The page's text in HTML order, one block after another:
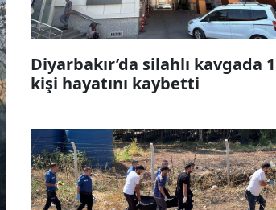
Diyarbakır’da silahlı kavgada 1
kişi hayatını kaybetti